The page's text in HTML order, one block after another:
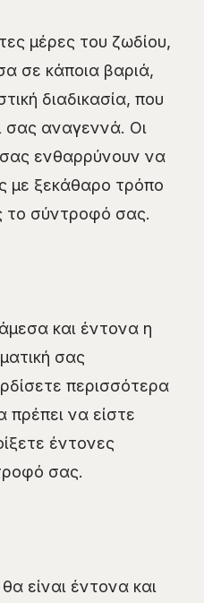
μέρες του ζωδίου,
σε κάποια βαριά,
διαδικασία, που
σας αναγεννά. Οι
σας ενθαρρύνουν να
με ξεκάθαρο τρόπο
το σύντροφό σας.
και έντονα η
σας
περισσότερα
να είστε
έντονες
σας.
είναι έντονα και